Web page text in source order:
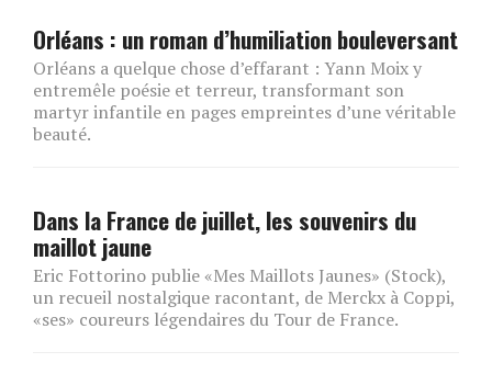
Orléans : un roman d’humiliation bouleversant
Orléans a quelque chose d’effarant : Yann Moix y
entremêle poésie et terreur, transformant son
martyr infantile en pages empreintes d’une véritable
beauté.
Dans la France de juillet, les souvenirs du
maillot jaune
Eric Fottorino publie «Mes Maillots Jaunes» (Stock),
un recueil nostalgique racontant, de Merckx à Coppi,
«ses» coureurs légendaires du Tour de France.